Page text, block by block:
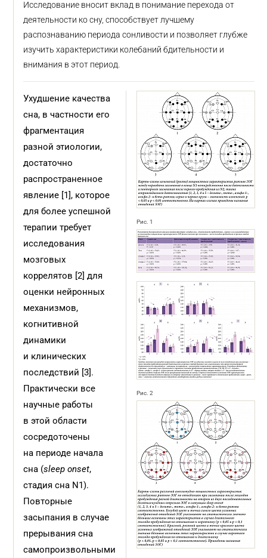
Исследование вносит вклад в понимание перехода от
деятельности ко сну, способствует лучшему
распознаванию периода сонливости и позволяет глубже
изучить характеристики колебаний бдительности и
внимания в этот период.
Рис. 1
Рис. 2
Ухудшение качества
сна, в частности его
фрагментация
разной этиологии,
достаточно
распространенное
явление [1], которое
для более успешной
терапии требует
исследования
мозговых
коррелятов [2] для
оценки нейронных
механизмов,
когнитивной
динамики
и клинических
последствий [3].
Практически все
научные работы
в этой области
сосредоточены
на периоде начала
сна (sleep onset,
стадия сна N1).
Повторные
засыпания в случае
прерывания сна
самопроизвольными